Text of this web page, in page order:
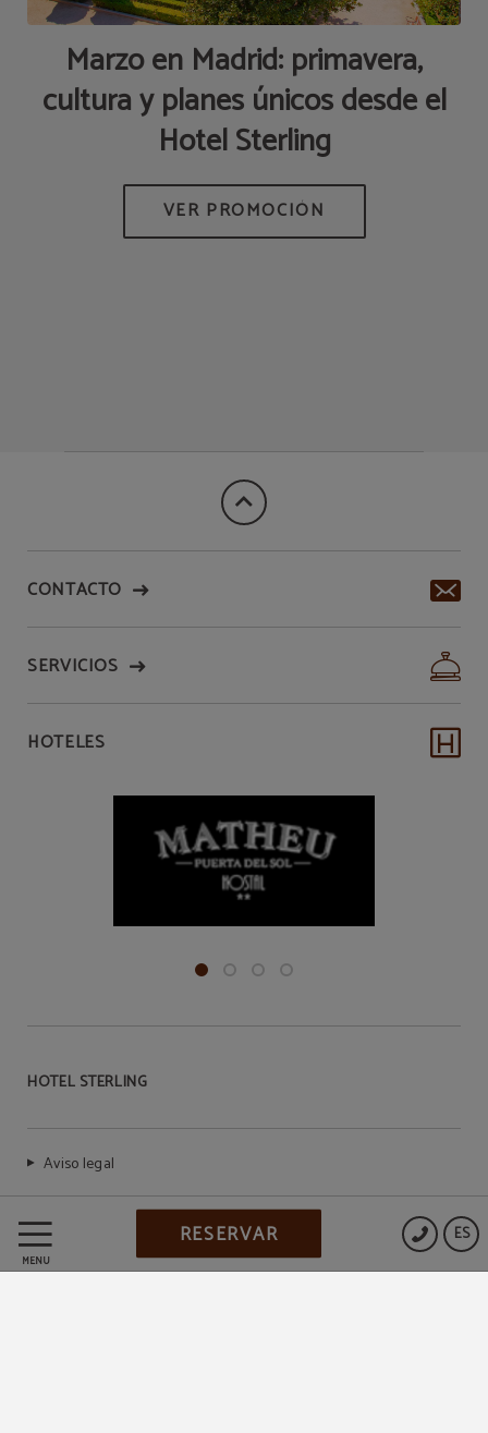
MENÚ
ES
RESERVAR
Marzo en Madrid: primavera,
cultura y planes únicos desde el
Hotel Sterling
CONTACTO
SERVICIOS
HOTELES
HOTEL STERLING
Aviso legal
Política de Cookies